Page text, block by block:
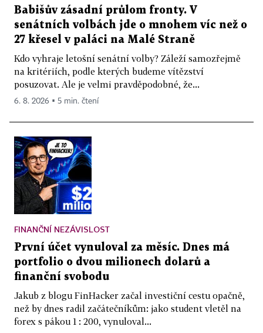
Babišův zásadní průlom fronty. V
senátních volbách jde o mnohem víc než o
27 křesel v paláci na Malé Straně
Kdo vyhraje letošní senátní volby? Záleží samozřejmě
na kritériích, podle kterých budeme vítězství
posuzovat. Ale je velmi pravděpodobné, že...
6. 8. 2026 ▪ 5 min. čtení
FINANČNÍ NEZÁVISLOST
První účet vynuloval za měsíc. Dnes má
portfolio o dvou milionech dolarů a
finanční svobodu
Jakub z blogu FinHacker začal investiční cestu opačně,
než by dnes radil začátečníkům: jako student vletěl na
forex s pákou 1 : 200, vynuloval...